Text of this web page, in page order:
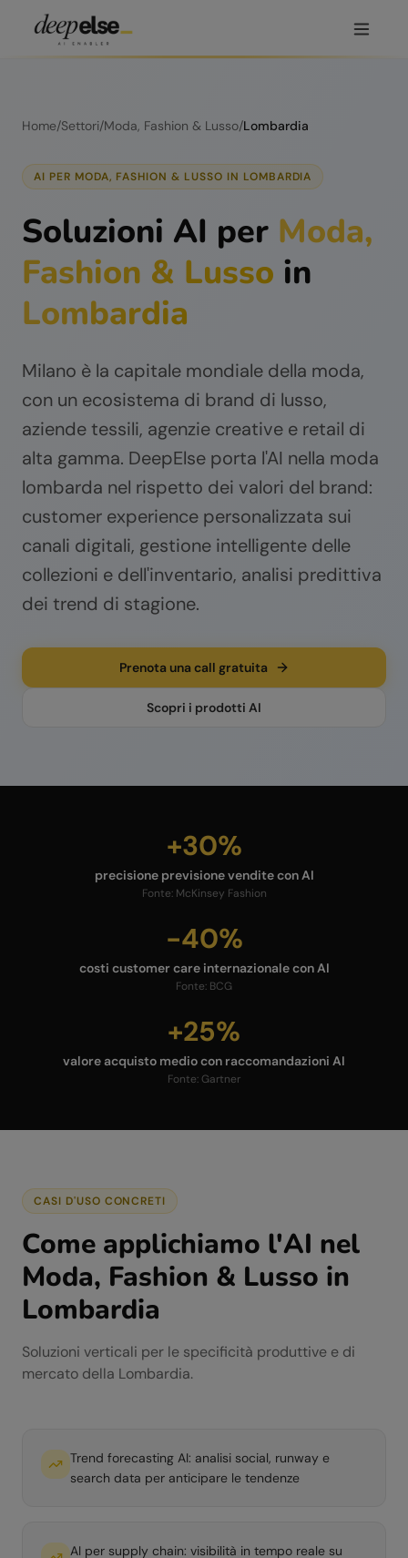
Home/Settori/Moda, Fashion & Lusso/Lombardia
AI PER MODA, FASHION & LUSSO IN LOMBARDIA
Soluzioni AI per Moda,
Fashion & Lusso in
Lombardia
Milano è la capitale mondiale della moda,
con un ecosistema di brand di lusso,
aziende tessili, agenzie creative e retail di
alta gamma. DeepElse porta l'AI nella moda
lombarda nel rispetto dei valori del brand:
customer experience personalizzata sui
canali digitali, gestione intelligente delle
collezioni e dell'inventario, analisi predittiva
dei trend di stagione.
Prenota una call gratuita
Scopri i prodotti AI
+30%
precisione previsione vendite con AI
Fonte: McKinsey Fashion
-40%
costi customer care internazionale con AI
Fonte: BCG
+25%
valore acquisto medio con raccomandazioni AI
Fonte: Gartner
CASI D'USO CONCRETI
Come applichiamo l'AI nel
Moda, Fashion & Lusso in
Lombardia
Soluzioni verticali per le specificità produttive e di
mercato della Lombardia.
Trend forecasting AI: analisi social, runway e
search data per anticipare le tendenze
AI per supply chain: visibilità in tempo reale su